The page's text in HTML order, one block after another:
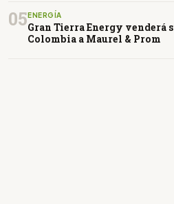
05ENERGÍA
Gran Tierra Energy venderá
Colombia a Maurel & Prom